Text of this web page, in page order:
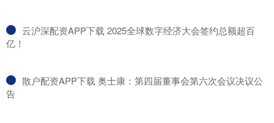
​云沪深配资APP下载 2025全球数字经济大会签约总额超百
亿！
​散户配资APP下载 奥士康：第四届董事会第六次会议决议公
告